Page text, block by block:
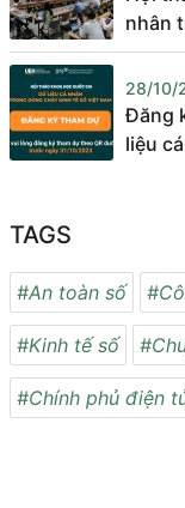
nhân
28/10/
Đăng
liệu
TAGS
#An toàn số
#Kinh tế số
#Chính phủ điện